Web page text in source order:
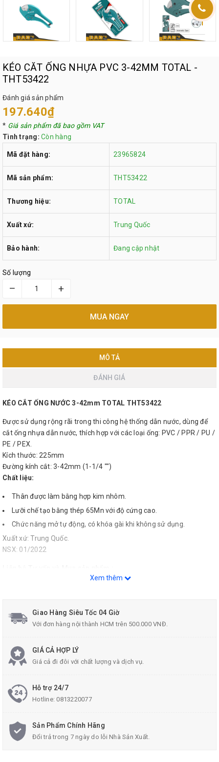
KÉO CĂT ỐNG NHỰA PVC 3-42MM TOTAL -
THT53422
Đánh giá sản phẩm
197.640₫
* Giá sản phẩm đã bao gồm VAT
Tình trạng: Còn hàng
Mã đặt hàng: 23965824
Mã sản phẩm: THT53422
Thương hiệu: TOTAL
Xuất xứ: Trung Quốc
Bảo hành: Đang cập nhật
Số lượng
– +
MUA NGAY
MÔ TẢ
ĐÁNH GIÁ
KÉO CẮT ỐNG NƯỚC 3-42mm TOTAL THT53422
Được sử dụng rộng rãi trong thi công hệ thống dẫn nước, dùng để
cắt ống nhựa dẫn nước, thích hợp với các loại ống: PVC / PPR / PU /
PE / PEX.
Kích thước: 225mm
Đường kính cắt: 3-42mm (1-1/4 "")
Chất liệu:
Thân được làm bằng hợp kim nhôm.
Lưỡi chế tạo bằng thép 65Mn với độ cứng cao.
Chức năng mở tự động, có khóa gài khi không sử dụng.
Xuất xứ: Trung Quốc.
NSX: 01/2022
Email: donghecuacha@gmail.com
Xem thêm
Giao Hàng Siêu Tốc 04 Giờ
Với đơn hàng nội thành HCM trên 500.000 VNĐ.
GIÁ CẢ HỢP LÝ
Giá cả đi đôi với chất lượng và dịch vụ.
Hỗ trợ 24/7
Hotline:0813220077
Sản Phẩm Chính Hãng
Đổi trả trong 7 ngày do lỗi Nhà Sản Xuất.